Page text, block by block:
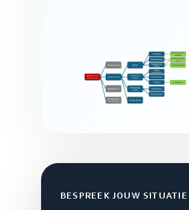
BESPREEK JOUW SITUATIE